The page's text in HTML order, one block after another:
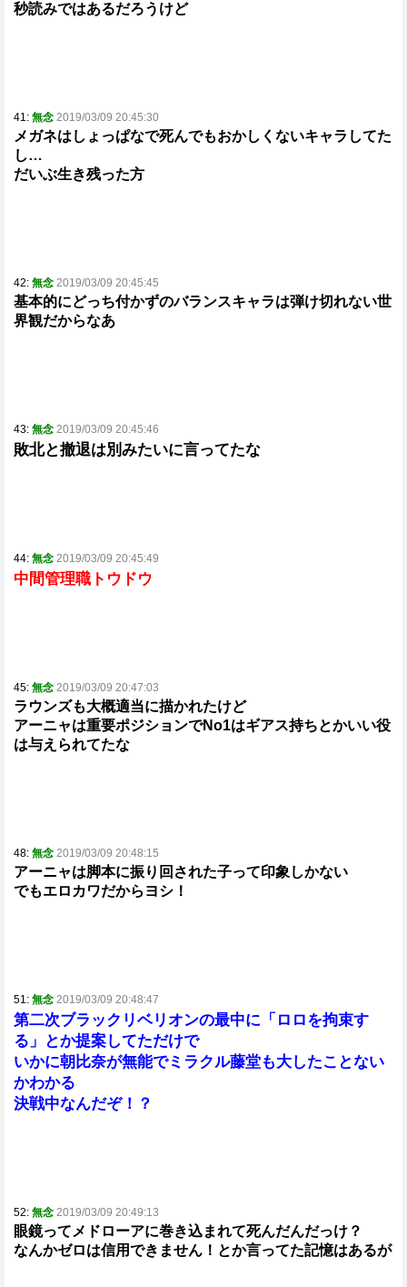
秒読みではあるだろうけど
41: 無念 2019/03/09 20:45:30
メガネはしょっぱなで死んでもおかしくないキャラしてた
し…
だいぶ生き残った方
42: 無念 2019/03/09 20:45:45
基本的にどっち付かずのバランスキャラは弾け切れない世
界観だからなあ
43: 無念 2019/03/09 20:45:46
敗北と撤退は別みたいに言ってたな
44: 無念 2019/03/09 20:45:49
中間管理職トウドウ
45: 無念 2019/03/09 20:47:03
ラウンズも大概適当に描かれたけど
アーニャは重要ポジションでNo1はギアス持ちとかいい役
は与えられてたな
48: 無念 2019/03/09 20:48:15
アーニャは脚本に振り回された子って印象しかない
でもエロカワだからヨシ！
51: 無念 2019/03/09 20:48:47
第二次ブラックリベリオンの最中に「ロロを拘束す
る」とか提案してただけで
いかに朝比奈が無能でミラクル藤堂も大したことない
かわかる
決戦中なんだぞ！？
52: 無念 2019/03/09 20:49:13
眼鏡ってメドローアに巻き込まれて死んだんだっけ？
なんかゼロは信用できません！とか言ってた記憶はあるが